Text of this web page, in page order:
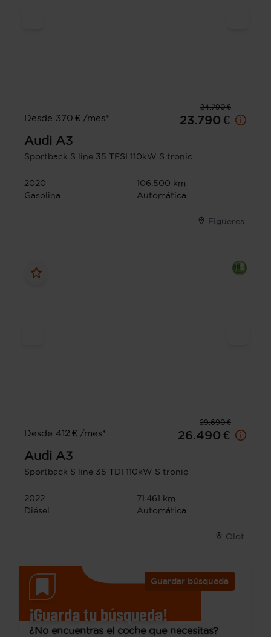
24.790 €
Desde 370 € /mes*
23.790 €
Audi A3
Sportback S line 35 TFSI 110kW S tronic
2020
106.500 km
Gasolina
Automática
Figueres
29.690 €
Desde 412 € /mes*
26.490 €
Audi A3
Sportback S line 35 TDI 110kW S tronic
2022
71.461 km
Diésel
Automática
Olot
Guardar búsqueda
¡Guarda tu búsqueda!
¿No encuentras el coche que necesitas?